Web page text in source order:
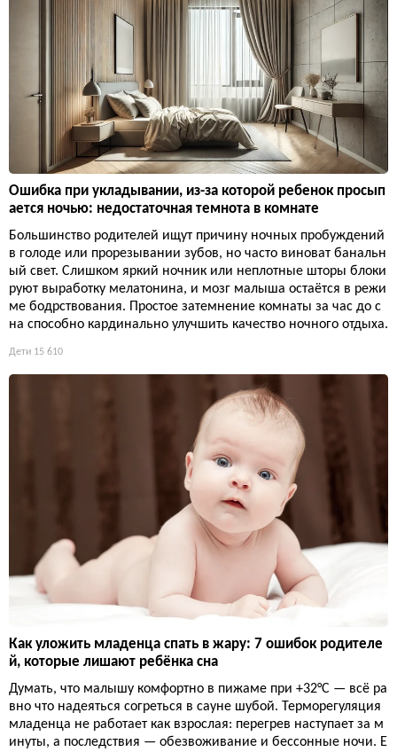
Ошибка при укладывании, из-за которой ребенок просып
ается ночью: недостаточная темнота в комнате
Большинство родителей ищут причину ночных пробуждений
в голоде или прорезывании зубов, но часто виноват банальн
ый свет. Слишком яркий ночник или неплотные шторы блоки
руют выработку мелатонина, и мозг малыша остаётся в режи
ме бодрствования. Простое затемнение комнаты за час до с
на способно кардинально улучшить качество ночного отдыха.
Дети 15 610
Как уложить младенца спать в жару: 7 ошибок родителе
й, которые лишают ребёнка сна
Думать, что малышу комфортно в пижаме при +32°C — всё ра
вно что надеяться согреться в сауне шубой. Терморегуляция
младенца не работает как взрослая: перегрев наступает за м
инуты, а последствия — обезвоживание и бессонные ночи. Е